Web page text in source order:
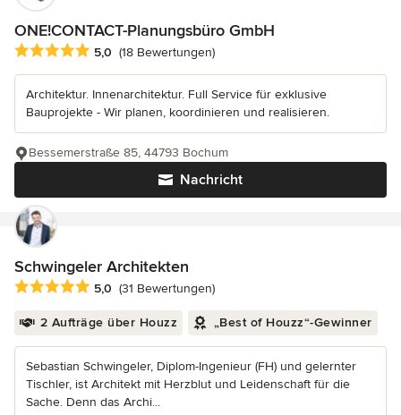
ONE!CONTACT-Planungsbüro GmbH
Durchschnittliche Bewertung: 5 von 5 Sternen
5,0 (18 Bewertungen)
Architektur. Innenarchitektur. Full Service für exklusive
Bauprojekte - Wir planen, koordinieren und realisieren.
Nachricht
Bessemerstraße 85, 44793 Bochum
Schwingeler Architekten
Durchschnittliche Bewertung: 5 von 5 Sternen
5,0 (31 Bewertungen)
2 Aufträge über Houzz „Best of Houzz“-Gewinner
Sebastian Schwingeler, Diplom-Ingenieur (FH) und gelernter
Tischler, ist Architekt mit Herzblut und Leidenschaft für die
Sache. Denn das Archi...